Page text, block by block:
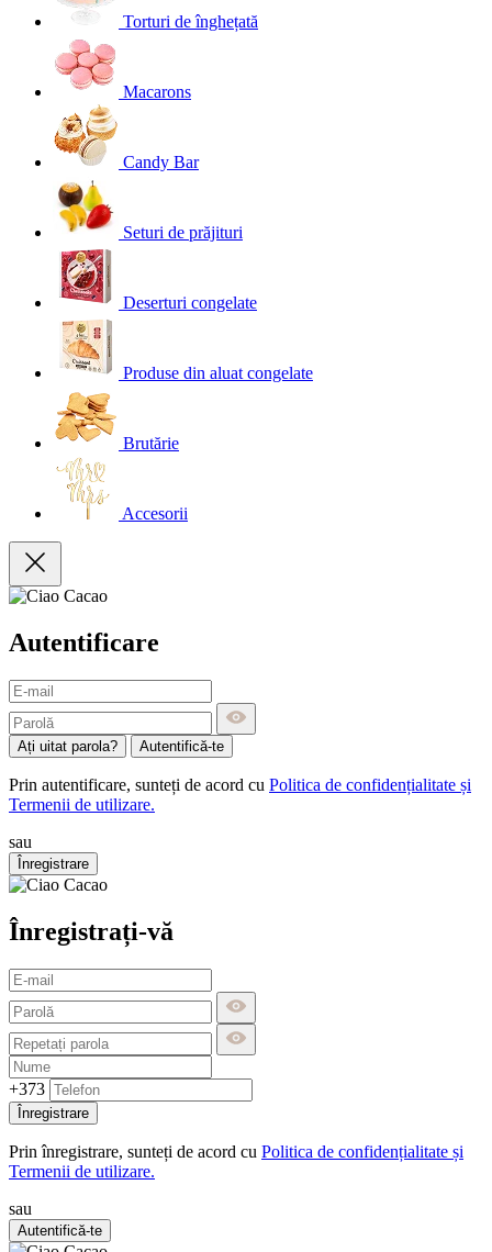
Torturi de înghețată
Macarons
Candy Bar
Seturi de prăjituri
Deserturi congelate
Produse din aluat congelate
Brutărie
Accesorii
Autentificare
Ați uitat parola? Autentifică-te
Prin autentificare, sunteți de acord cu Politica de confidențialitate și
Termenii de utilizare.
sau
Înregistrare
Înregistrați-vă
+373
Înregistrare
Prin înregistrare, sunteți de acord cu Politica de confidențialitate și
Termenii de utilizare.
sau
Autentifică-te